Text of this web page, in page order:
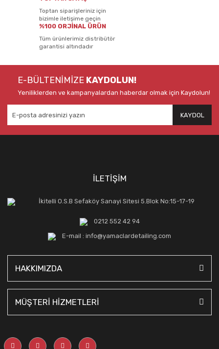
Toptan siparişleriniz için
bizimle iletişime geçin
%100 ORJİNAL ÜRÜN
Tüm ürünlerimiz distribütör
garantisi altındadır
E-BÜLTENİMİZE KAYDOLUN!
Yeniliklerden ve kampanyalardan haberdar olmak için Kaydolun!
KAYDOL
İLETİŞİM
İkitelli O.S.B Sefaköy Sanayi Sitesi 5.Blok No:15-17-19
0212 552 42 94
E-mail : info@yamaclardetailing.com
HAKKIMIZDA
MÜŞTERİ HİZMETLERİ